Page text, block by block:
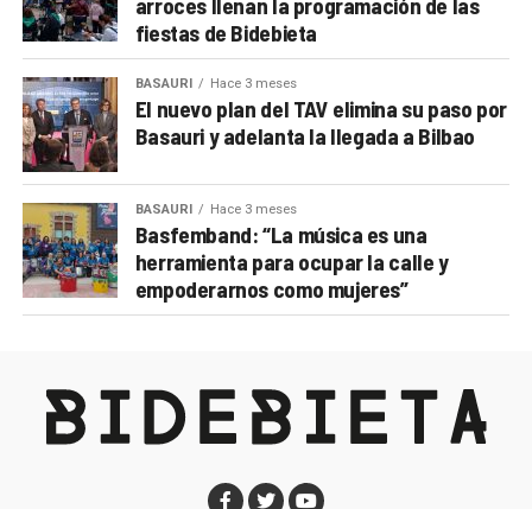
fiestas de Bidebieta
BASAURI Hace 3 meses
El nuevo plan del TAV elimina su paso por
Basauri y adelanta la llegada a Bilbao
BASAURI Hace 3 meses
Basfemband: “La música es una
herramienta para ocupar la calle y
empoderarnos como mujeres”